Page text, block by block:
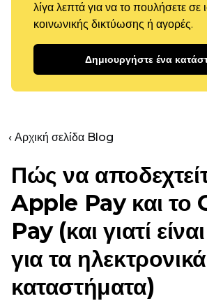
λίγα λεπτά για να το πουλήσετε σε
κοινωνικής δικτύωσης ή αγορές.
Δημιουργήστε ένα
‹ Αρχική σελίδα Blog
Πώς να
Apple Pay και το
Pay (και γιατί
για τα ηλεκτρονικά
καταστήματα)